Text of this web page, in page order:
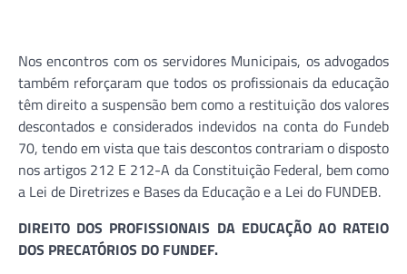
Nos encontros com os servidores Municipais, os advogados
também reforçaram que todos os profissionais da educação
têm direito a suspensão bem como a restituição dos valores
descontados e considerados indevidos na conta do Fundeb
70, tendo em vista que tais descontos contrariam o disposto
nos artigos 212 E 212-A da Constituição Federal, bem como
a Lei de Diretrizes e Bases da Educação e a Lei do FUNDEB.
DIREITO DOS PROFISSIONAIS DA EDUCAÇÃO AO RATEIO
DOS PRECATÓRIOS DO FUNDEF.